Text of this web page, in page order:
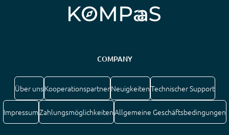
COMPANY
Über unsKooperationspartnerNeuigkeitenTechnischer Support
ImpressumZahlungsmöglichkeitenAllgemeine Geschäftsbedingungen